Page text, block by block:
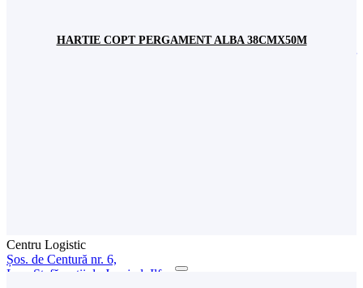
HARTIE COPT PERGAMENT ALBA 38CMX50M
confidențialitate
Centru Logistic
Șos. de Centură nr. 6,
Loc. Ștefăneștii de Jos, jud. Ilfov,